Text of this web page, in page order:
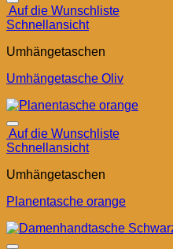
Auf die Wunschliste
Schnellansicht
Umhängetaschen
Umhängetasche Oliv
Auf die Wunschliste
Schnellansicht
Umhängetaschen
Planentasche orange